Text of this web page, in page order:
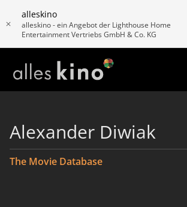
alleskino
alleskino - ein Angebot der Lighthouse Home
Entertainment Vertriebs GmbH & Co. KG
Alexander Diwiak
The Movie Database